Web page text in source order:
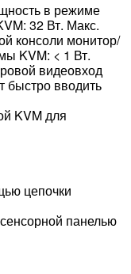
в режиме
32 Вт. Макс.
консоли монитор/
KVM: < 1 Вт.
видеовход
быстро вводить
KVM для
цепочки
панелью